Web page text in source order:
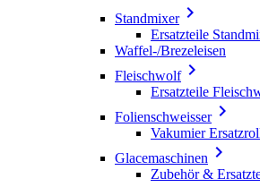
Standmixer
Ersatzteile
Waffel-/Brezeleisen
Fleischwolf
Ersatzteile
Folienschweisser
Vakumier
Glacemaschinen 
Zubehör &